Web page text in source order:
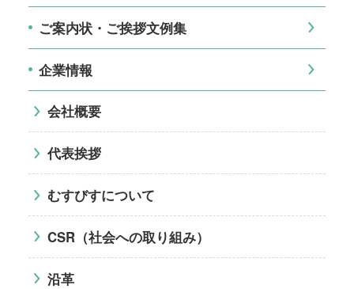
ご案内状・ご挨拶文例集
企業情報
会社概要
代表挨拶
むすびすについて
CSR（社会への取り組み）
沿革